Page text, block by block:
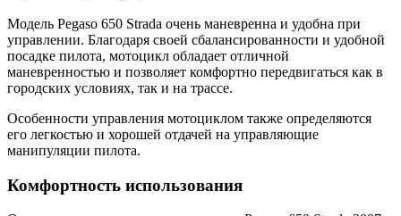
Модель Pegaso 650 Strada очень маневренна и удобна при
управлении. Благодаря своей сбалансированности и удобной
посадке пилота, мотоцикл обладает отличной
маневренностью и позволяет комфортно передвигаться как в
городских условиях, так и на трассе.
Особенности управления мотоциклом также определяются
его легкостью и хорошей отдачей на управляющие
манипуляции пилота.
Комфортность использования